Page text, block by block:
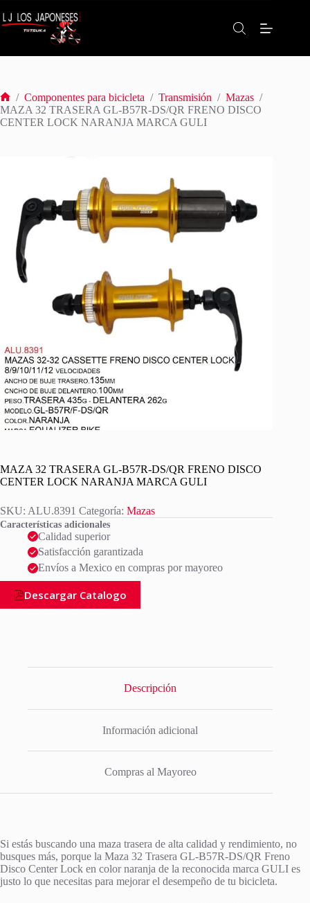
al
contenido
Inicio
/ Componentes para bicicleta / Transmisión / Mazas /
MAZA 32 TRASERA GL-B57R-DS/QR FRENO DISCO
CENTER LOCK NARANJA MARCA GULI
MAZA 32 TRASERA GL-B57R-DS/QR FRENO DISCO
CENTER LOCK NARANJA MARCA GULI
SKU: ALU.8391 Categoría: Mazas
Características adicionales
Calidad superior
Satisfacción garantizada
Envíos a Mexico en compras por mayoreo
Descargar Catalogo
Descripción
Información adicional
Compras al Mayoreo
Si estás buscando una maza trasera de alta calidad y rendimiento, no
busques más, porque la Maza 32 Trasera GL-B57R-DS/QR Freno
Disco Center Lock en color naranja de la reconocida marca GULI es
justo lo que necesitas para mejorar el desempeño de tu bicicleta.